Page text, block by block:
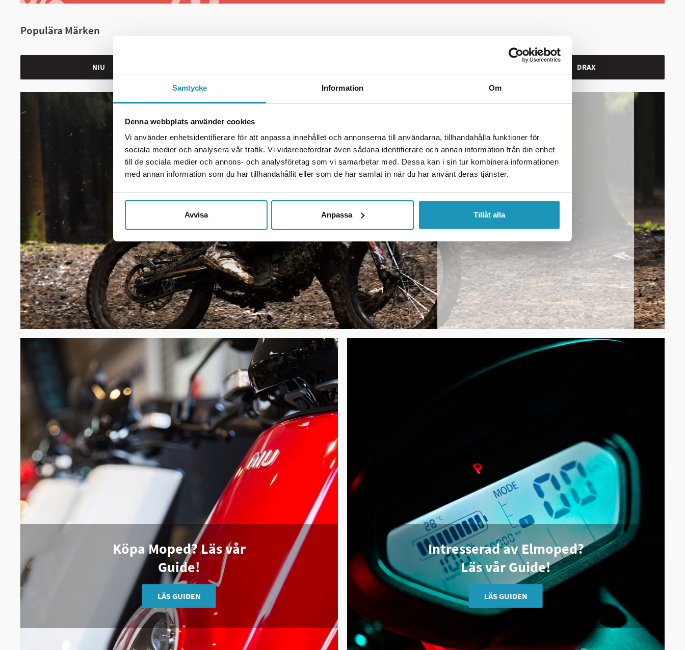
Samtycke Information Om
Denna webbplats använder cookies
Vi använder enhetsidentifierare för att anpassa innehållet och annonserna till användarna, tillhandahålla funktioner för
sociala medier och analysera vår trafik. Vi vidarebefordrar även sådana identifierare och annan information från din enhet
till de sociala medier och annons- och analysföretag som vi samarbetar med. Dessa kan i sin tur kombinera informationen
med annan information som du har tillhandahållit eller som de har samlat in när du har använt deras tjänster.
Avvisa Anpassa Tillåt alla
Populära Märken
NIU DRAX
STING L1E
SE MER
Köpa Moped? Läs vår
Guide!
LÄS GUIDEN
Intresserad av Elmoped?
Läs vår Guide!
LÄS GUIDEN